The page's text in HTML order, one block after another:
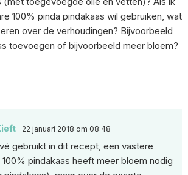
100% pinda pindakaas wil gebruiken, wat
over de verhoudingen? Bijvoorbeeld
toevoegen of bijvoorbeeld meer bloem?
22 januari 2018 om 08:48
gebruikt in dit recept, een vastere
pindakaas heeft meer bloem nodig